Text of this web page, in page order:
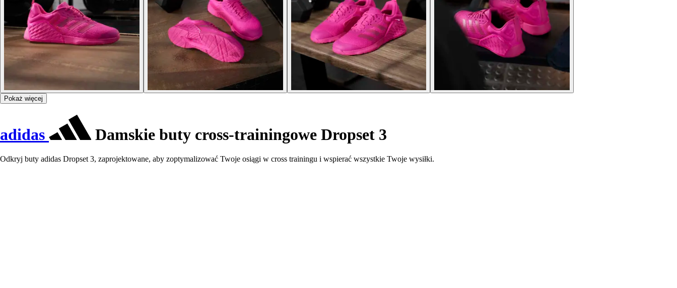
Pokaż więcej
adidas Damskie buty cross-trainingowe Dropset 3
Odkryj buty adidas Dropset 3, zaprojektowane, aby zoptymalizować Twoje osiągi w cross trainingu i wspierać wszystkie Twoje wysiłki.